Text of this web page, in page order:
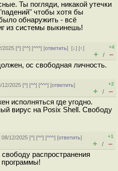
Ты погляди, никакой утечки
чтобы хотя бы
обнаружить - всё
из системы выкинешь!
2025 [^] [^^] [^^^] [ответить][↓] [↑]
+4
+ / –
ос свободная личность.
12/2025 [^] [^^] [^^^] [ответить]
+2
+ / –
исполняться где угодно.
вирус на Posix Shell. Свободу
08/12/2025 [^] [^^] [^^^] [ответить]
+1
+ / –
распространения